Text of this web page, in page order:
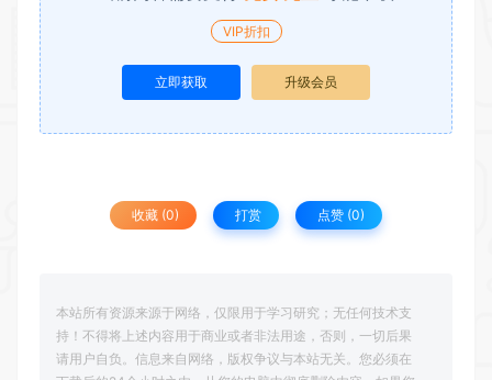
VIP折扣
立即获取 升级会员
收藏 (0) 打赏 点赞 (0)
本站所有资源来源于网络，仅限用于学习研究；无任何技术支
持！不得将上述内容用于商业或者非法用途，否则，一切后果
请用户自负。信息来自网络，版权争议与本站无关。您必须在